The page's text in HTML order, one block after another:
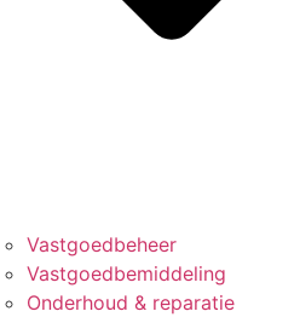
Vastgoedbeheer
Vastgoedbemiddeling
Onderhoud & reparatie